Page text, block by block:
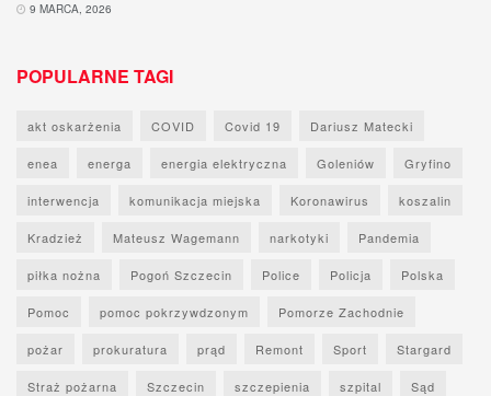
9 MARCA, 2026
POPULARNE TAGI
akt oskarżenia COVID Covid 19 Dariusz Matecki
enea energa energia elektryczna Goleniów Gryfino
interwencja komunikacja miejska Koronawirus koszalin
Kradzież Mateusz Wagemann narkotyki Pandemia
piłka nożna Pogoń Szczecin Police Policja Polska
Pomoc pomoc pokrzywdzonym Pomorze Zachodnie
pożar prokuratura prąd Remont Sport Stargard
Straż pożarna Szczecin szczepienia szpital Sąd